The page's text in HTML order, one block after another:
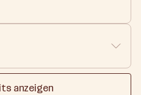
anzeigen